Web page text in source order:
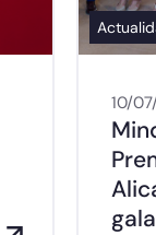
10/